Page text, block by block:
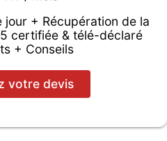
jour + Récupération de la
certifiée & télé-déclaré
+ Conseils
votre devis